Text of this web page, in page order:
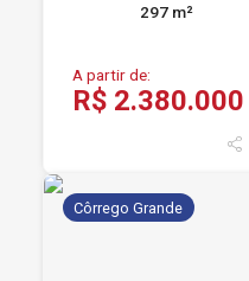
297 m²
A partir de:
R$ 2.380.000
Côrrego Grande